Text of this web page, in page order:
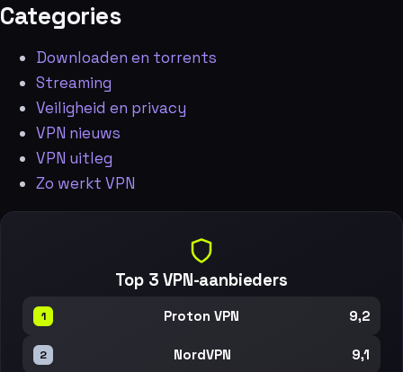
Categories
Downloaden en torrents
Streaming
Veiligheid en privacy
VPN nieuws
VPN uitleg
Zo werkt VPN
Top 3 VPN-aanbieders
1 Proton VPN 9,2
2 NordVPN 9,1